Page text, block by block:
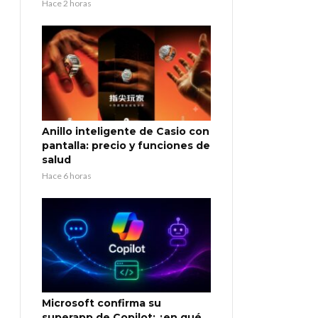
Hace 2 horas
Anillo inteligente de Casio con
pantalla: precio y funciones de
salud
Hace 6 horas
Microsoft confirma su